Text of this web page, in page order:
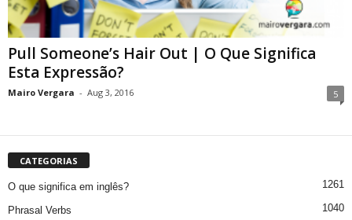
Pull Someone’s Hair Out | O Que Significa
Esta Expressão?
Mairo Vergara - Aug 3, 2016 5
CATEGORIAS
O que significa em inglês? 1261
Phrasal Verbs 1040